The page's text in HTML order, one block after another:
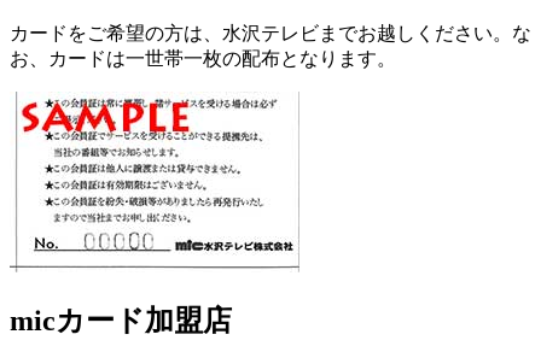
カードをご希望の方は、水沢テレビまでお越しください。な
お、カードは一世帯一枚の配布となります。
micカード加盟店